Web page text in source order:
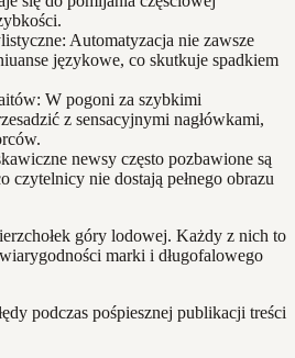
Automatyzacja nie zawsze
językowe, co skutkuje spadkiem
W pogoni za szybkimi
z sensacyjnymi nagłówkami,
newsy często pozbawione są
czytelnicy nie dostają pełnego obrazu
góry lodowej. Każdy z nich to
marki i długofalowego